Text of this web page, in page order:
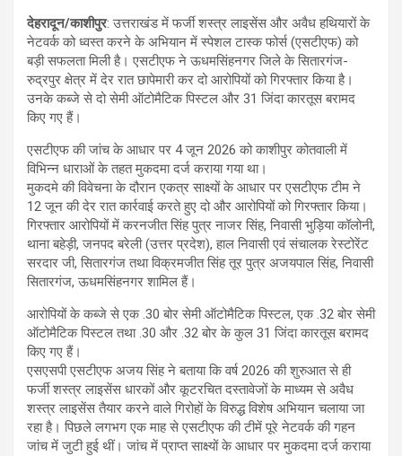
देहरादून/काशीपुर: उत्तराखंड में फर्जी शस्त्र लाइसेंस और अवैध हथियारों के
नेटवर्क को ध्वस्त करने के अभियान में स्पेशल टास्क फोर्स (एसटीएफ) को
बड़ी सफलता मिली है। एसटीएफ ने ऊधमसिंहनगर जिले के सितारगंज-
रुद्रपुर क्षेत्र में देर रात छापेमारी कर दो आरोपियों को गिरफ्तार किया है।
उनके कब्जे से दो सेमी ऑटोमैटिक पिस्टल और 31 जिंदा कारतूस बरामद
किए गए हैं।
एसटीएफ की जांच के आधार पर 4 जून 2026 को काशीपुर कोतवाली में
विभिन्न धाराओं के तहत मुकदमा दर्ज कराया गया था।
मुकदमे की विवेचना के दौरान एकत्र साक्ष्यों के आधार पर एसटीएफ टीम ने
12 जून की देर रात कार्रवाई करते हुए दो और आरोपियों को गिरफ्तार किया।
गिरफ्तार आरोपियों में करनजीत सिंह पुत्र नाजर सिंह, निवासी भुड़िया कॉलोनी,
थाना बहेड़ी, जनपद बरेली (उत्तर प्रदेश), हाल निवासी एवं संचालक रेस्टोरेंट
सरदार जी, सितारगंज तथा विक्रमजीत सिंह तूर पुत्र अजयपाल सिंह, निवासी
सितारगंज, ऊधमसिंहनगर शामिल हैं।
आरोपियों के कब्जे से एक .30 बोर सेमी ऑटोमैटिक पिस्टल, एक .32 बोर सेमी
ऑटोमैटिक पिस्टल तथा .30 और .32 बोर के कुल 31 जिंदा कारतूस बरामद
किए गए हैं।
एसएसपी एसटीएफ अजय सिंह ने बताया कि वर्ष 2026 की शुरुआत से ही
फर्जी शस्त्र लाइसेंस धारकों और कूटरचित दस्तावेजों के माध्यम से अवैध
शस्त्र लाइसेंस तैयार करने वाले गिरोहों के विरुद्ध विशेष अभियान चलाया जा
रहा है। पिछले लगभग एक माह से एसटीएफ की टीमें पूरे नेटवर्क की गहन
जांच में जुटी हुई थीं। जांच में प्राप्त साक्ष्यों के आधार पर मुकदमा दर्ज कराया